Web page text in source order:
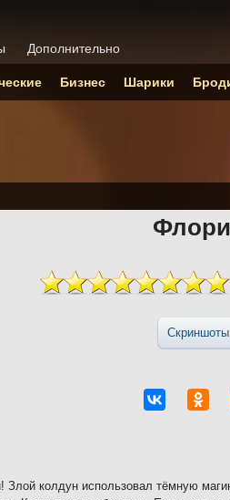
Скриншоты
Злой колдун использовал тёмную
Дополнительно
Бизнес Шарики